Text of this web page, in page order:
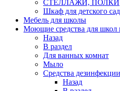
СТЕЛЛАЖИ, ПОЛКИ
Шкаф для детского
Мебель для школы
Моющие средства для школ
Назад
В раздел
Для ванных комнат
Мыло
Средства
Назад